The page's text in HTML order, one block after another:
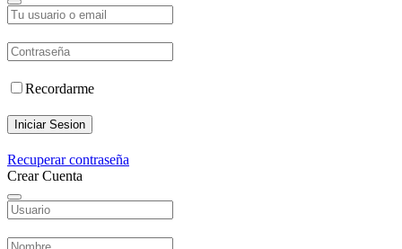
Recordarme
Iniciar Sesion
Recuperar contraseña
Crear Cuenta